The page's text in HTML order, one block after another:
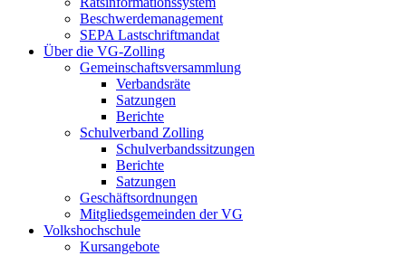
Beschwerdemanagement
SEPA Lastschriftmandat
Über die VG-Zolling
Gemeinschaftsversammlung
Verbandsräte
Satzungen
Berichte
Schulverband Zolling
Schulverbandssitzungen
Berichte
Satzungen
Geschäftsordnungen
Mitgliedsgemeinden der VG
Volkshochschule
Kursangebote